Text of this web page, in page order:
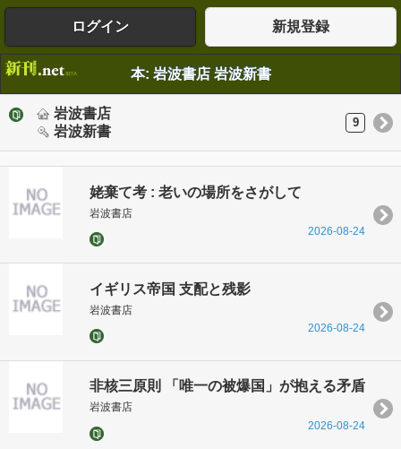
ログイン 新規登録
本: 岩波書店 岩波新書
岩波書店
岩波新書
9
姥棄て考 : 老いの場所をさがして
岩波書店
2026-08-24
イギリス帝国 支配と残影
岩波書店
2026-08-24
非核三原則 「唯一の被爆国」が抱える矛盾
岩波書店
2026-08-24